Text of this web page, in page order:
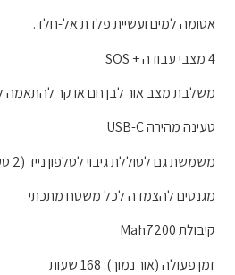
אטומה למים ועשיית פלדת אל-חלד.
4 מצבי עבודה + SOS
משלבת מצב אור לבן חם או קר להתאמה
טעינה מהירה USB-C
משמשת גם לסוללת גיבוי לטלפון נייד (2 טעינות)
מגנטים להצמדה לכל משטח מתכתי
קיבולת Mah7200
זמן פעולה (אור נמוך): 168 שעות